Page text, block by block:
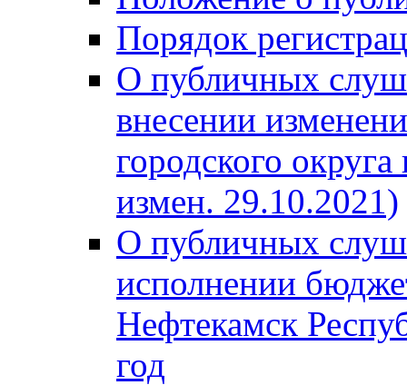
Порядок
О публичных
внесении
городского
измен. 29.10.2021)
О публичных
исполнении
Нефтекамск
год